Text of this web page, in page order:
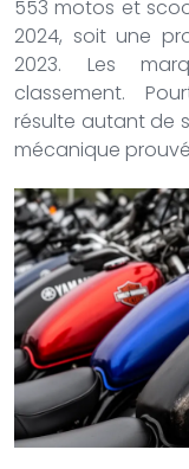
553 motos et
2024, soit une
2023. Les
classement.
résulte autant de
mécanique